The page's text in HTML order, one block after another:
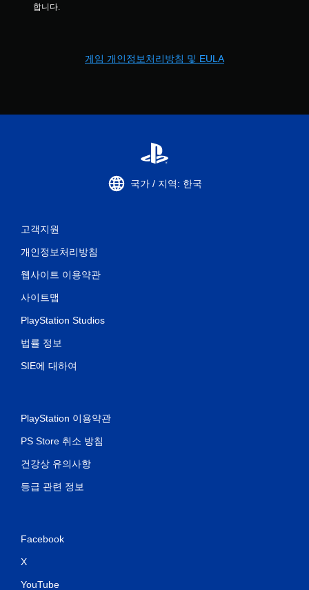
합니다.
게임 개인정보처리방침 및 EULA
국가 / 지역: 한국
고객지원
개인정보처리방침
웹사이트 이용약관
사이트맵
PlayStation Studios
법률 정보
SIE에 대하여
PlayStation 이용약관
PS Store 취소 방침
건강상 유의사항
등급 관련 정보
Facebook
X
YouTube